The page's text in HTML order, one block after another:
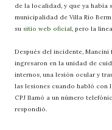
de la localidad, y que ya había
municipalidad de Villa Río
su sitio web oficial, pero la
Después del incidente,
ingresaron en la unidad de
internos, una lesión ocular y
las lesiones cuando habló con
CPJ llamó a un número
respondió.